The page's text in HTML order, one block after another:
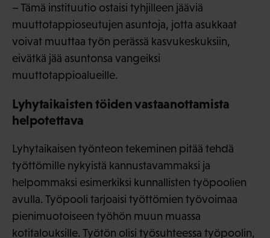
– Tämä instituutio ostaisi tyhjilleen jääviä
muuttotappioseutujen asuntoja, jotta asukkaat
voivat muuttaa työn perässä kasvukeskuksiin,
eivätkä jää asuntonsa vangeiksi
muuttotappioalueille.
Lyhytaikaisten töiden vastaanottamista
helpotettava
Lyhytaikaisen työnteon tekeminen pitää tehdä
työttömille nykyistä kannustavammaksi ja
helpommaksi esimerkiksi kunnallisten työpoolien
avulla. Työpooli tarjoaisi työttömien työvoimaa
pienimuotoiseen työhön muun muassa
kotitalouksille. Työtön olisi työsuhteessa työpoolin,